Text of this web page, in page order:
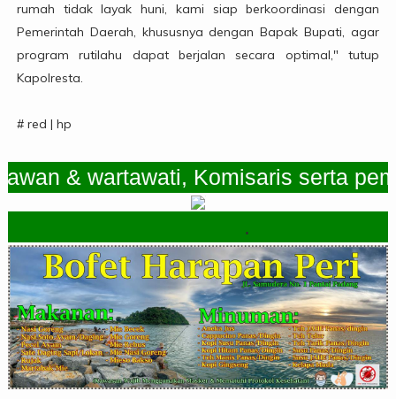
rumah tidak layak huni, kami siap berkoordinasi dengan
Pemerintah Daerah, khususnya dengan Bapak Bupati, agar
program rutilahu dapat berjalan secara optimal," tutup
Kapolresta.
# red | hp
& wartawati, Komisaris serta